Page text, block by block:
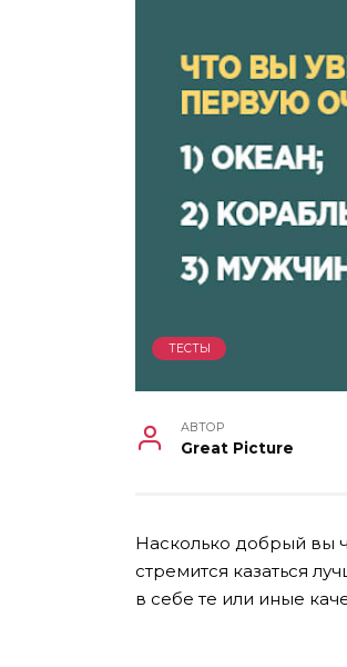
ТЕСТЫ
АВТОР
Great Picture
Насколько добрый вы
стремится казаться
в себе те или иные